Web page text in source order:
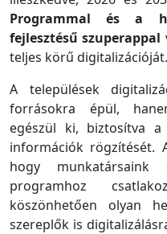
Programmal és a
fejlesztésű szuperappal
teljes körű digitalizációját.
A települések
forrásokra épül,
egészül ki, biztosítva
információk rögzítését.
hogy
programhoz
köszönhetően olyan
szereplők is